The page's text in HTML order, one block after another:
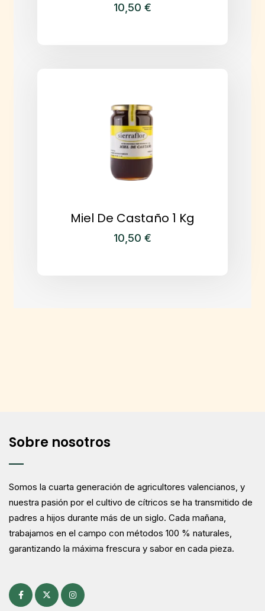
10,50 €
Miel De Castaño 1 Kg
10,50 €
Sobre nosotros
Somos la cuarta generación de agricultores valencianos, y
nuestra pasión por el cultivo de cítricos se ha transmitido de
padres a hijos durante más de un siglo. Cada mañana,
trabajamos en el campo con métodos 100 % naturales,
garantizando la máxima frescura y sabor en cada pieza.